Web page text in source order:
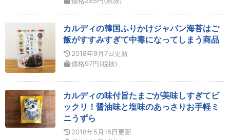
カルディの韓国ふりかけジャバン海苔はご
飯がすすみすぎて中毒になってしまう商品
2018年9月7日更新
価格97円(税抜)
カルディの味付旨たまごが美味しすぎてビ
ックリ！醤油味と塩味のあっさりお手軽ミ
ニうずら
2018年5月15日更新